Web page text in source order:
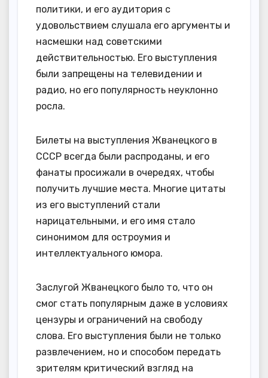
политики, и его аудитория с
удовольствием слушала его аргументы и
насмешки над советскими
действительностью. Его выступления
были запрещены на телевидении и
радио, но его популярность неуклонно
росла.
Билеты на выступления Жванецкого в
СССР всегда были распроданы, и его
фанаты просижали в очередях, чтобы
получить лучшие места. Многие цитаты
из его выступлений стали
нарицательными, и его имя стало
синонимом для остроумия и
интеллектуального юмора.
Заслугой Жванецкого было то, что он
смог стать популярным даже в условиях
цензуры и ограничений на свободу
слова. Его выступления были не только
развлечением, но и способом передать
зрителям критический взгляд на